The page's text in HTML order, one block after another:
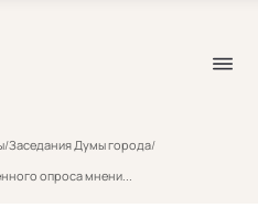
/Заседания Думы города/
опроса мнени...